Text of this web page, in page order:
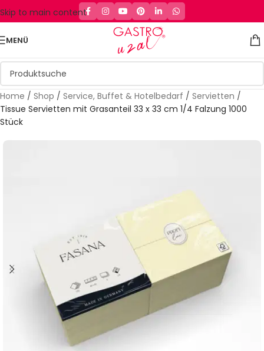
Skip to main content
MENÜ
Home / Shop / Service, Buffet & Hotelbedarf / Servietten /
Tissue Servietten mit Grasanteil 33 x 33 cm 1/4 Falzung 1000
Stück